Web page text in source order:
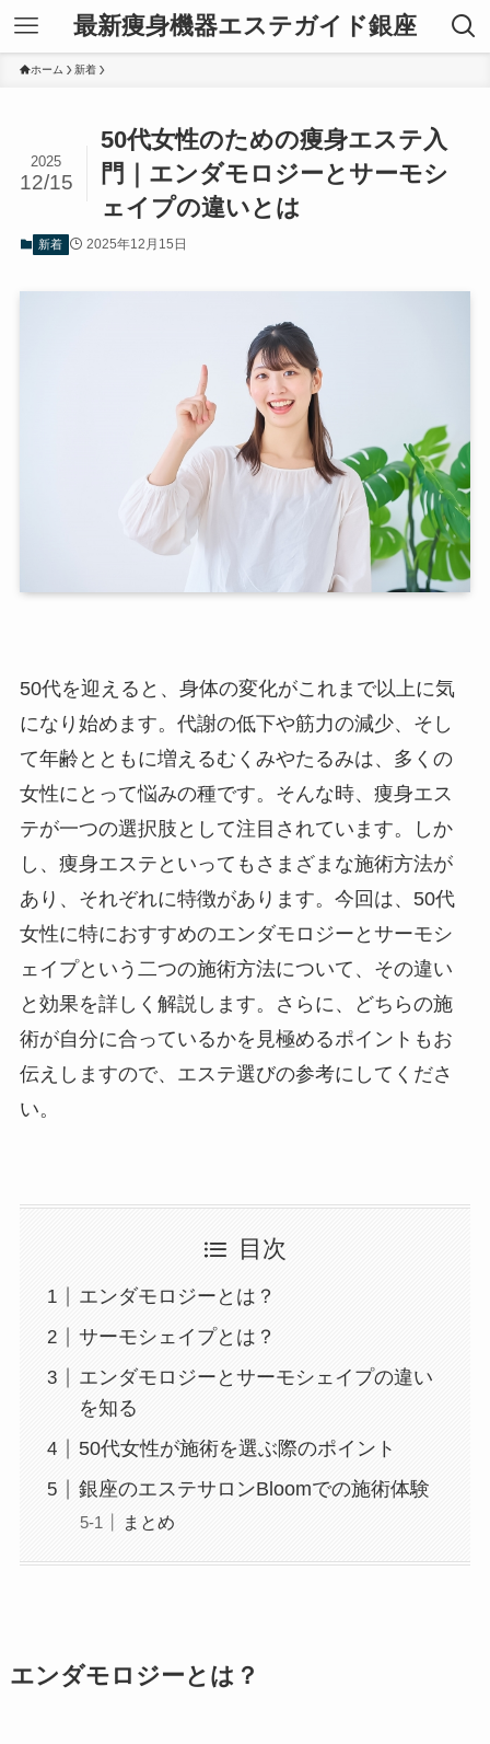
最新痩身機器エステガイド銀座
ホーム 新着
50代女性のための痩身エステ入
門｜エンダモロジーとサーモシ
ェイプの違いとは
2025
12/15
新着 2025年12月15日
50代を迎えると、身体の変化がこれまで以上に気
になり始めます。代謝の低下や筋力の減少、そし
て年齢とともに増えるむくみやたるみは、多くの
女性にとって悩みの種です。そんな時、痩身エス
テが一つの選択肢として注目されています。しか
し、痩身エステといってもさまざまな施術方法が
あり、それぞれに特徴があります。今回は、50代
女性に特におすすめのエンダモロジーとサーモシ
ェイプという二つの施術方法について、その違い
と効果を詳しく解説します。さらに、どちらの施
術が自分に合っているかを見極めるポイントもお
伝えしますので、エステ選びの参考にしてくださ
い。
目次
エンダモロジーとは？
サーモシェイプとは？
エンダモロジーとサーモシェイプの違い
を知る
50代女性が施術を選ぶ際のポイント
銀座のエステサロンBloomでの施術体験
まとめ
エンダモロジーとは？